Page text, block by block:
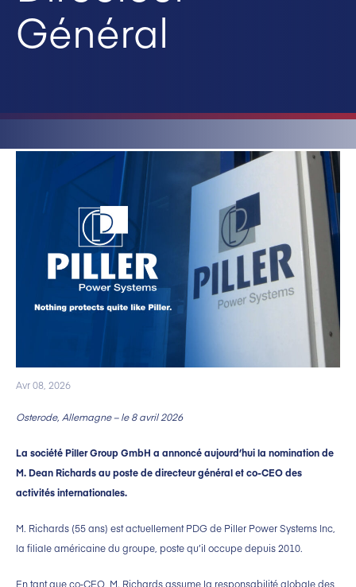
Général
Avr 08, 2026
Osterode, Allemagne – le 8avril 2026
La société Piller Group GmbH a annoncé aujourd’hui la nomination de
M. Dean Richards au poste de directeur général et co-CEO des
activités internationales.
M. Richards (55 ans) est actuellement PDG de Piller Power Systems Inc,
la filiale américaine du groupe, poste qu’il occupe depuis 2010.
En tant que co‑CEO, M. Richards assume la responsabilité globale des